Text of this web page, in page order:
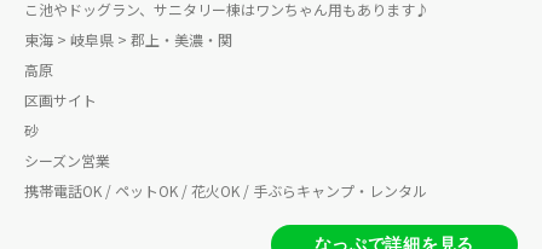
こ池やドッグラン、サニタリー棟はワンちゃん用もあります♪
東海 > 岐阜県 > 郡上・美濃・関
高原
区画サイト
砂
シーズン営業
携帯電話OK / ペットOK / 花火OK / 手ぶらキャンプ・レンタル
なっぷで詳細を見る